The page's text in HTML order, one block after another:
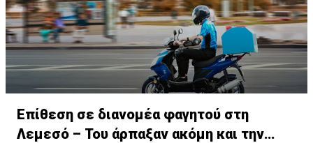
Επίθεση σε διανομέα φαγητού στη
Λεμεσό – Του άρπαξαν ακόμη και την